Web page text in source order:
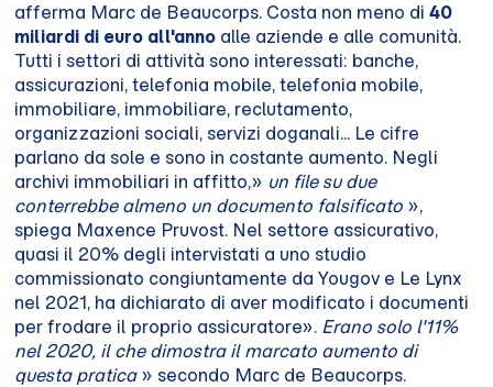
afferma Marc de Beaucorps. Costa non meno di40
miliardi di euro all'anno alle aziende e alle comunità.
Tutti i settori di attività sono interessati: banche,
assicurazioni, telefonia mobile, telefonia mobile,
immobiliare, immobiliare, reclutamento,
organizzazioni sociali, servizi doganali... Le cifre
parlano da sole e sono in costante aumento. Negli
archivi immobiliari in affitto,» un file su due
conterrebbe almeno un documento falsificato »,
spiega Maxence Pruvost. Nel settore assicurativo,
quasi il 20% degli intervistati a uno studio
commissionato congiuntamente da Yougov e Le Lynx
nel 2021, ha dichiarato di aver modificato i documenti
per frodare il proprio assicuratore». Erano solo l'11%
nel 2020, il che dimostra il marcato aumento di
questa pratica» secondo Marc de Beaucorps.